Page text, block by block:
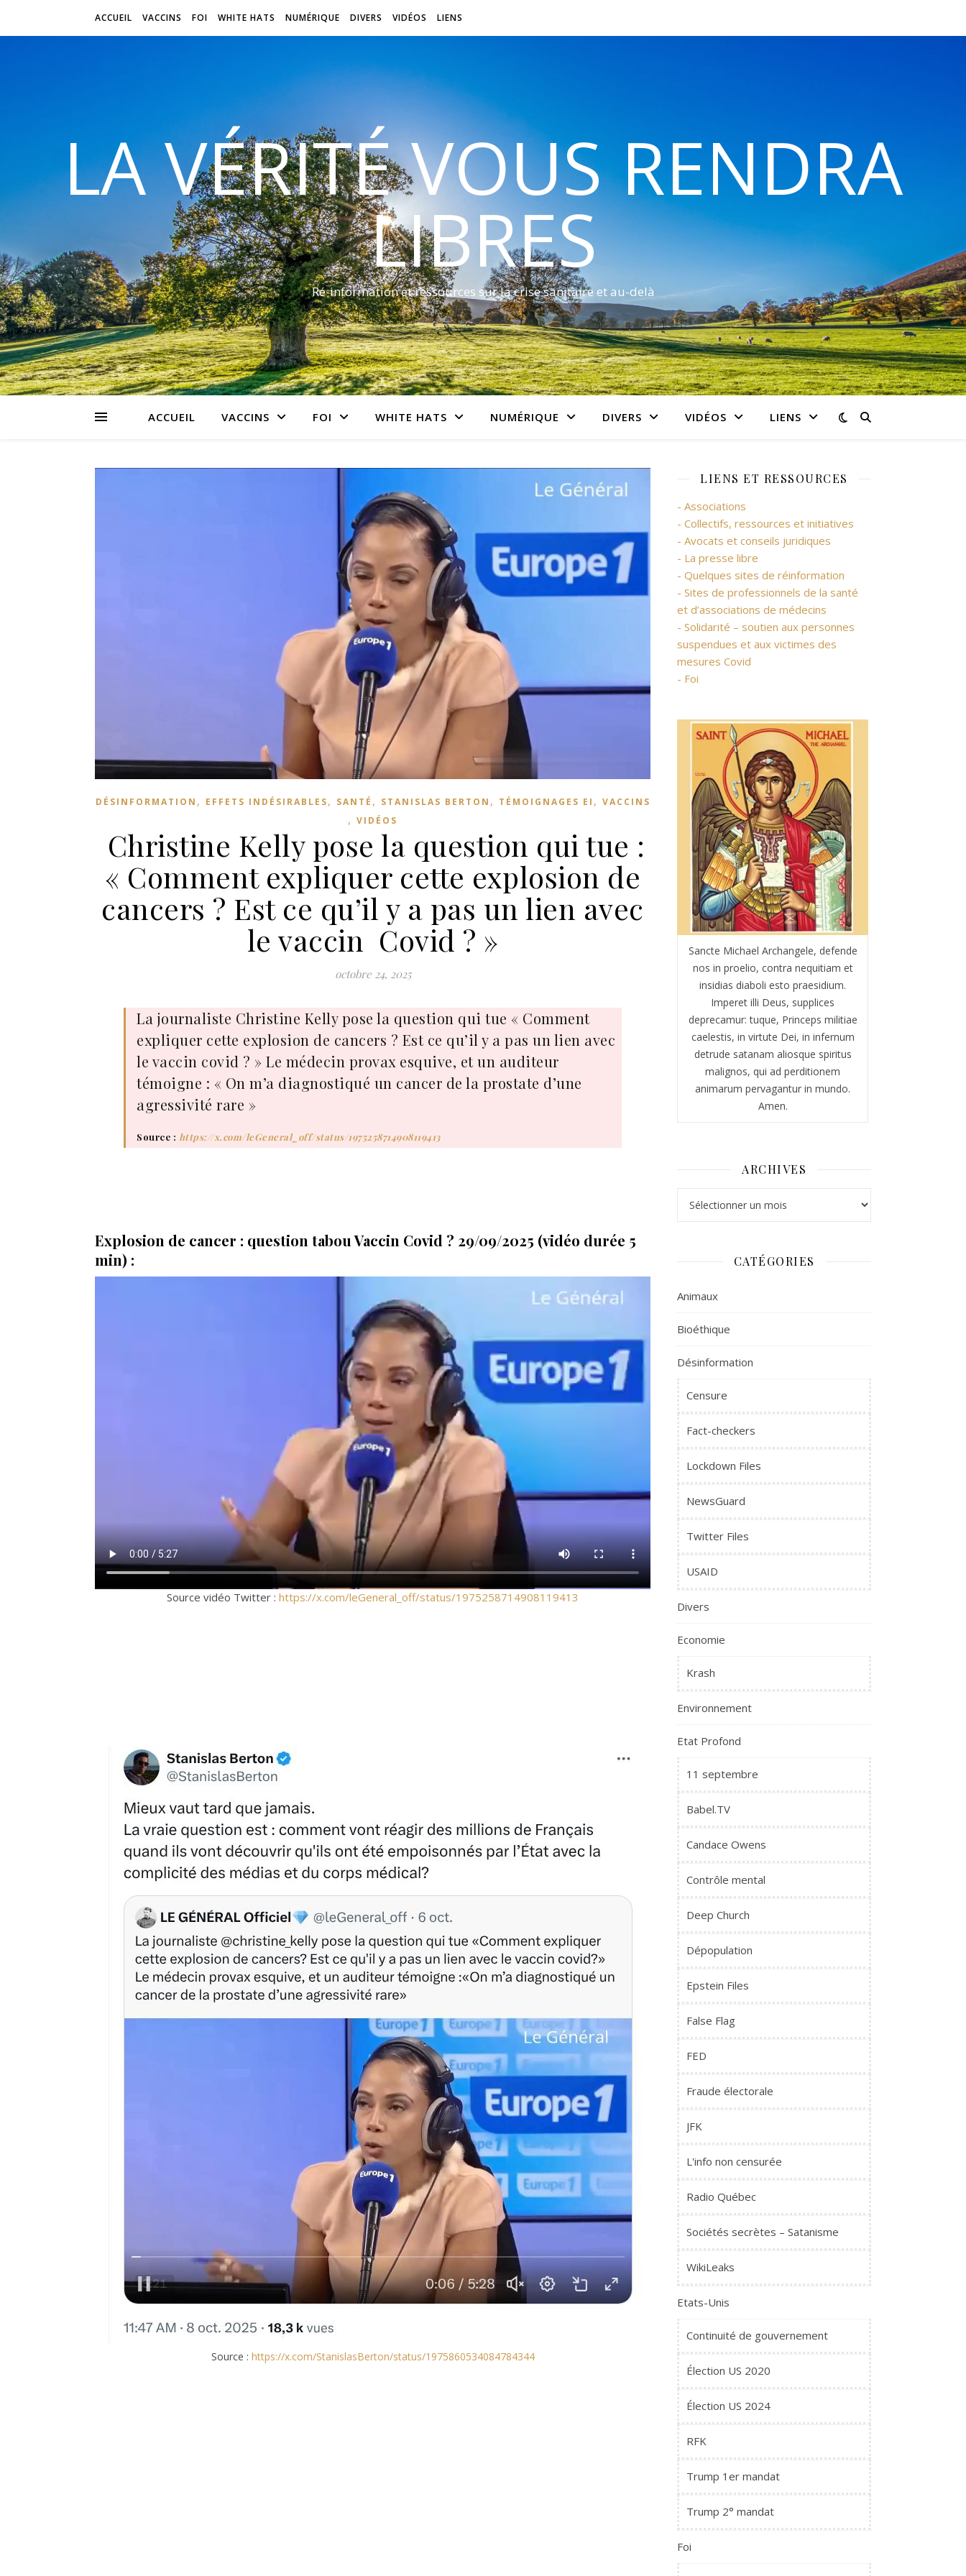
ACCUEIL VACCINS FOI WHITE HATS NUMÉRIQUE DIVERS VIDÉOS LIENS
LA VÉRITÉ VOUS RENDRA
LIBRES
Ré-information et ressources sur la crise sanitaire et au-delà
ACCUEIL VACCINS FOI WHITE HATS NUMÉRIQUE DIVERS VIDÉOS LIENS
DÉSINFORMATION , EFFETS INDÉSIRABLES, SANTÉ , STANISLAS BERTON , TÉMOIGNAGES EI , VACCINS
, VIDÉOS
Christine Kelly pose la question qui tue :
« Comment expliquer cette explosion de
cancers ? Est ce qu’il y a pas un lien avec
le vaccin Covid ? »
octobre 24, 2025
La journaliste Christine Kelly pose la question qui tue « Comment
expliquer cette explosion de cancers ? Est ce qu’il y a pas un lien avec
le vaccin covid ? » Le médecin provax esquive, et un auditeur
témoigne : « On m’a diagnostiqué un cancer de la prostate d’une
agressivité rare »
Source : https://x.com/leGeneral_off/status/1975258714908119413
Explosion de cancer : question tabou Vaccin Covid ? 29/09/2025 (vidéo durée 5
min) :
Source vidéo Twitter : https://x.com/leGeneral_off/status/1975258714908119413
Source : https://x.com/StanislasBerton/status/1975860534084784344
LIENS ET RESSOURCES
- Associations
- Collectifs, ressources et initiatives
- Avocats et conseils juridiques
- La presse libre
- Quelques sites de réinformation
- Sites de professionnels de la santé
et d’associations de médecins
- Solidarité – soutien aux personnes
suspendues et aux victimes des
mesures Covid
- Foi
Sancte Michael Archangele, defende
nos in proelio, contra nequitiam et
insidias diaboli esto praesidium.
Imperet illi Deus, supplices
deprecamur: tuque, Princeps militiae
caelestis, in virtute Dei, in infernum
detrude satanam aliosque spiritus
malignos, qui ad perditionem
animarum pervagantur in mundo.
Amen.
ARCHIVES
CATÉGORIES
Animaux
Bioéthique
Désinformation
Censure
Fact-checkers
Lockdown Files
NewsGuard
Twitter Files
USAID
Divers
Economie
Krash
Environnement
Etat Profond
11 septembre
Babel.TV
Candace Owens
Contrôle mental
Deep Church
Dépopulation
Epstein Files
False Flag
FED
Fraude électorale
JFK
L'info non censurée
Radio Québec
Sociétés secrètes – Satanisme
WikiLeaks
Etats-Unis
Continuité de gouvernement
Élection US 2020
Élection US 2024
RFK
Trump 1er mandat
Trump 2° mandat
Foi